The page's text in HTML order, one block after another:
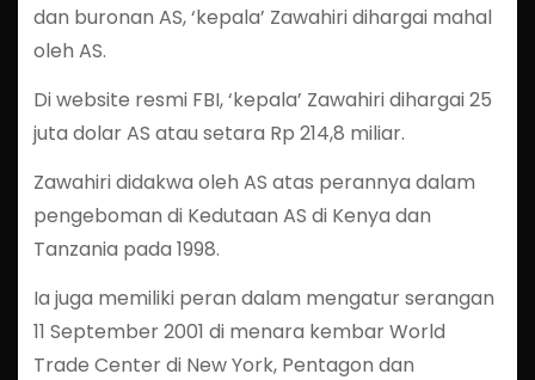
dan buronan AS, ‘kepala’ Zawahiri dihargai mahal
oleh AS.
Di website resmi FBI, ‘kepala’ Zawahiri dihargai 25
juta dolar AS atau setara Rp 214,8 miliar.
Zawahiri didakwa oleh AS atas perannya dalam
pengeboman di Kedutaan AS di Kenya dan
Tanzania pada 1998.
Ia juga memiliki peran dalam mengatur serangan
11 September 2001 di menara kembar World
Trade Center di New York, Pentagon dan